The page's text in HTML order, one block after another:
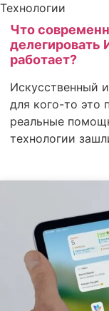
Технологии
Что
делегировать
работает?
Искусственный
для кого-то это
реальные
технологии